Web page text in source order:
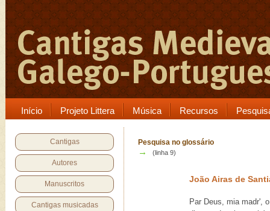
Início Projeto Littera Música Recursos
Cantigas
Autores
Manuscritos
Cantigas musicadas
Pesquisa no glossário
→ (linha 9)
João Airas de
Par Deus, mia madr',